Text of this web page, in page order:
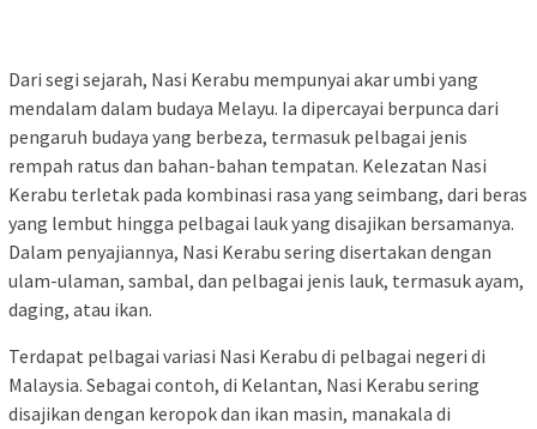
Dari segi sejarah, Nasi Kerabu mempunyai akar umbi yang
mendalam dalam budaya Melayu. Ia dipercayai berpunca dari
pengaruh budaya yang berbeza, termasuk pelbagai jenis
rempah ratus dan bahan-bahan tempatan. Kelezatan Nasi
Kerabu terletak pada kombinasi rasa yang seimbang, dari beras
yang lembut hingga pelbagai lauk yang disajikan bersamanya.
Dalam penyajiannya, Nasi Kerabu sering disertakan dengan
ulam-ulaman, sambal, dan pelbagai jenis lauk, termasuk ayam,
daging, atau ikan.
Terdapat pelbagai variasi Nasi Kerabu di pelbagai negeri di
Malaysia. Sebagai contoh, di Kelantan, Nasi Kerabu sering
disajikan dengan keropok dan ikan masin, manakala di